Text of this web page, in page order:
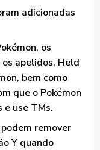
adicionadas
os
apelidos, Held
bem como
que o Pokémon
e use TMs.
remover
Y quando